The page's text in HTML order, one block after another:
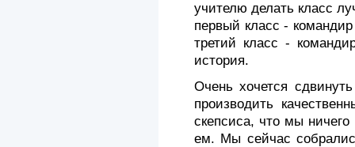
учителю делать класс
первый класс -
третий класс -
история.
Очень хочется
производить
скепсиса, что мы
ем. Мы сейчас